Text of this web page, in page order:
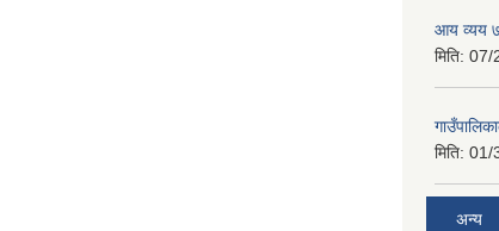
आय व्यय
मिति: 07/
मिति: 01/
अन्य